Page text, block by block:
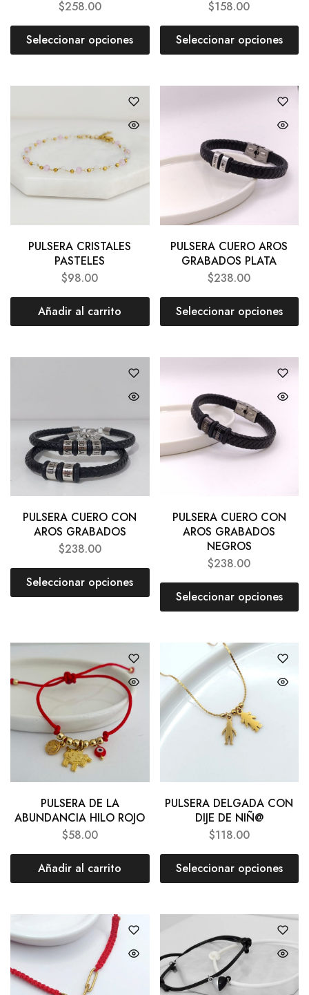
$258.00
Seleccionar opciones
$158.00
Seleccionar opciones
PULSERA CRISTALES
PASTELES
$98.00
Añadir al carrito
PULSERA CUERO AROS
GRABADOS PLATA
$238.00
Seleccionar opciones
PULSERA CUERO CON
AROS GRABADOS
$238.00
Seleccionar opciones
PULSERA CUERO CON
AROS GRABADOS
NEGROS
$238.00
Seleccionar opciones
PULSERA DE LA
ABUNDANCIA HILO ROJO
$58.00
Añadir al carrito
PULSERA DELGADA CON
DIJE DE NIÑ@
$118.00
Seleccionar opciones